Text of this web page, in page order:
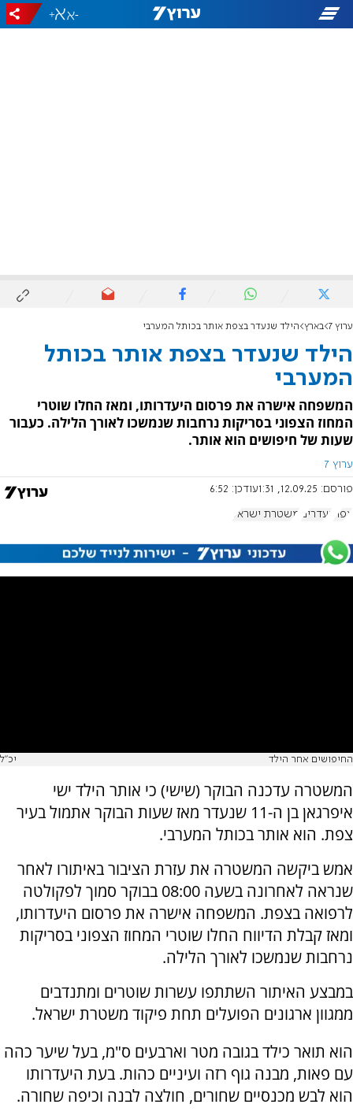
-
+
ערוץ 7 בארץ הילד שנעדר בצפת אותר בכותל המערבי
הילד שנעדר בצפת אותר בכותל
המערבי
המשפחה אישרה את פרסום היעדרותו, ומאז החלו שוטרי
המחוז הצפוני בסריקות נרחבות שנמשכו לאורך הלילה. כעבור
שעות של חיפושים הוא אותר.
ערוץ 7
פורסם: 12.09.25, 1:31 עודכן: 6:52
צפת נעדרים משטרת ישראל
החיפושים אחר הילד יכ"ל
המשטרה עדכנה הבוקר (שישי) כי אותר הילד ישי
איפרגאן בן ה-11 שנעדר מאז שעות הבוקר אתמול בעיר
צפת. הוא אותר בכותל המערבי.
אמש ביקשה המשטרה את עזרת הציבור באיתורו לאחר
שנראה לאחרונה בשעה 08:00 בבוקר סמוך לפקולטה
לרפואה בצפת. המשפחה אישרה את פרסום היעדרותו,
ומאז קבלת הדיווח החלו שוטרי המחוז הצפוני בסריקות
נרחבות שנמשכו לאורך הלילה.
במבצע האיתור השתתפו עשרות שוטרים ומתנדבים
ממגוון ארגונים הפועלים תחת פיקוד משטרת ישראל.
הוא תואר כילד בגובה מטר וארבעים ס"מ, בעל שיער כהה
עם פאות, מבנה גוף רזה ועיניים כהות. בעת היעדרותו
הוא לבש מכנסיים שחורים, חולצה לבנה וכיפה שחורה.